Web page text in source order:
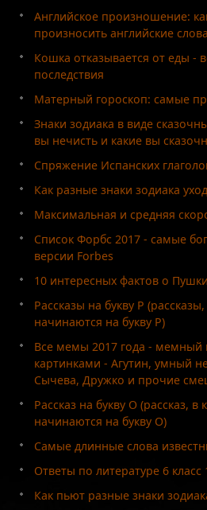
Английское произношение:
произносить английские
Кошка отказывается от еды
последствия
Матерный гороскоп: самые
Знаки зодиака в виде
вы нечисть и какие вы
Спряжение Испанских
Как разные знаки зодиака
Максимальная и средняя
Список Форбс 2017 - самые
версии Forbes
10 интересных фактов о
Рассказы на букву Р
начинаются на букву Р)
Все мемы 2017 года - мемный
картинками - Агутин, умный
Сычева, Дружко и прочие
Рассказ на букву О (рассказ, в
начинаются на букву О)
Самые длинные слова
Ответы по литературе 6 класс
Как пьют разные знаки